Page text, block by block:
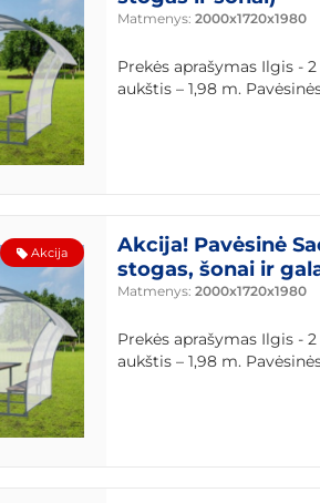
Matmenys: 2000x1720x1980
Prekės aprašymas Ilgis -
aukštis – 1,98 m.
Akcija
Akcija! Pavėsinė
stogas, šonai ir
Matmenys: 2000x1720x1980
Prekės aprašymas Ilgis -
aukštis – 1,98 m.